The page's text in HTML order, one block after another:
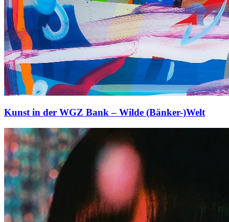
Kunst in der WGZ Bank – Wilde (Bänker-)Welt